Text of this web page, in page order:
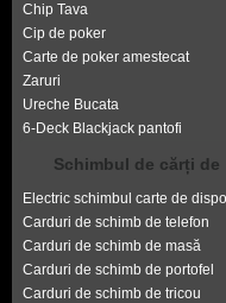
Chip Tava
Cip de poker
Carte de poker amestecat
Zaruri
Ureche Bucata
6-Deck Blackjack pantofi
Schimbul de cărți de
Electric schimbul carte de
Carduri de schimb de telefon
Carduri de schimb de masă
Carduri de schimb de portofel
Carduri de schimb de tricou